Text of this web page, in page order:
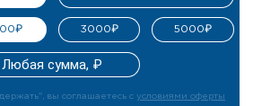
3000₽ 5000₽
вы соглашаетесь с условиями оферты